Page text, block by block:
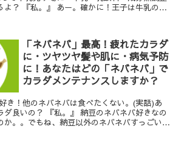
は牛乳の種
「ネバネバ」最高！疲れたカラダ
に・ツヤツヤ髪や肌に・病気予防
に！あなたはどの「ネバネバ」で
カラダメンテナンスしますか？
き！他のネバネバは食べたくない。(実話)あ
豆のネバネバ好きなの
か。。でもね、納豆以外のネバネバすっごいカ